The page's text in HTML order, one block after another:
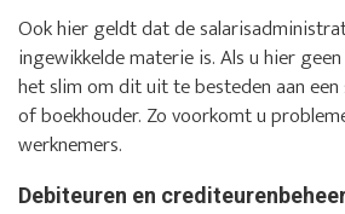
Ook hier geldt dat de
ingewikkelde materie is. Als u hier
het slim om dit uit te besteden aan
of boekhouder. Zo voorkomt u
werknemers.
Debiteuren en